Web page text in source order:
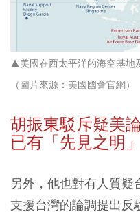
▲美國在西太平洋的海空基地
（圖片來源：美國國會官網）
胡振東駁斥疑美
已有「先見之明」
另外，他也對有人質
支援台灣的論調提出反